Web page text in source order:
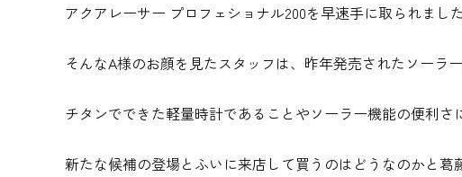
アクアレーサー プロフェショナル200を早速手に取られまし
そんなA様のお顔を見たスタッフは、昨年発売されたソーラ
チタンでできた軽量時計であることやソーラー機能の便利さ
新たな候補の登場とふいに来店して買うのはどうなのかと葛